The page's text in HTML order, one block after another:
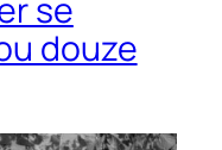
se
douze